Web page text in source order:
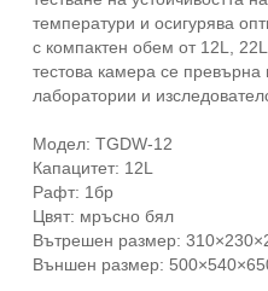
температури и осигурява
с компактен обем от 12L,
тестова камера се превърна
лаборатории и
Модел: TGDW-12
Капацитет: 12L
Рафт: 1бр
Цвят: мръсно бял
Вътрешен размер:
Външен размер: